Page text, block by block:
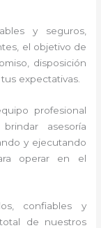
y seguros,
el objetivo de
disposición
expectativas.
profesional
asesoría
y ejecutando
operar en el
confiables y
de nuestros